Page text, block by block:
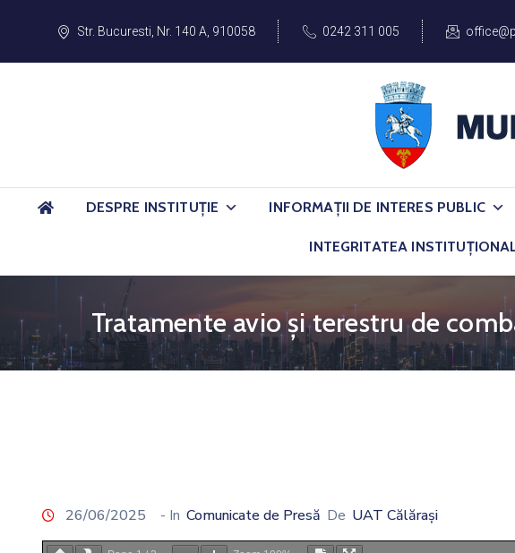
Str. Bucuresti, Nr. 140 A, 910058 0242 311 005
DESPRE INSTITUȚIE INFORMAȚII DE INTERES PUBLIC
INTEGRITATEA
Tratamente avio și terestru de
26/06/2025 - In Comunicate de Presă De UAT Călărași